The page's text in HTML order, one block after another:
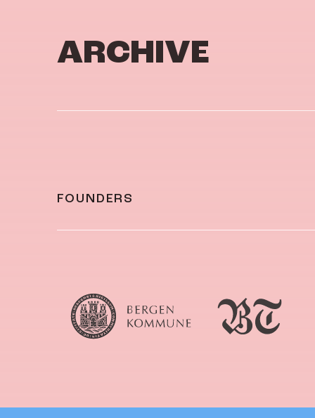
ARCHIVE
FOUNDERS